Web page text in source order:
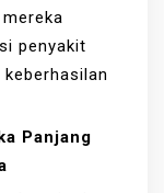
penyakit
Panjang